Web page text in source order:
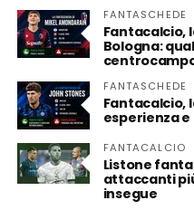
FANTASCHEDE
Fantacalcio,
Bologna:
FANTASCHEDE
Fantacalcio,
esperienza
FANTACALCIO
Listone
attaccanti
insegue